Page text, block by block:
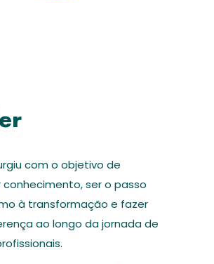
com o objetivo de
conhecimento, ser o passo
à transformação e fazer
ao longo da jornada de